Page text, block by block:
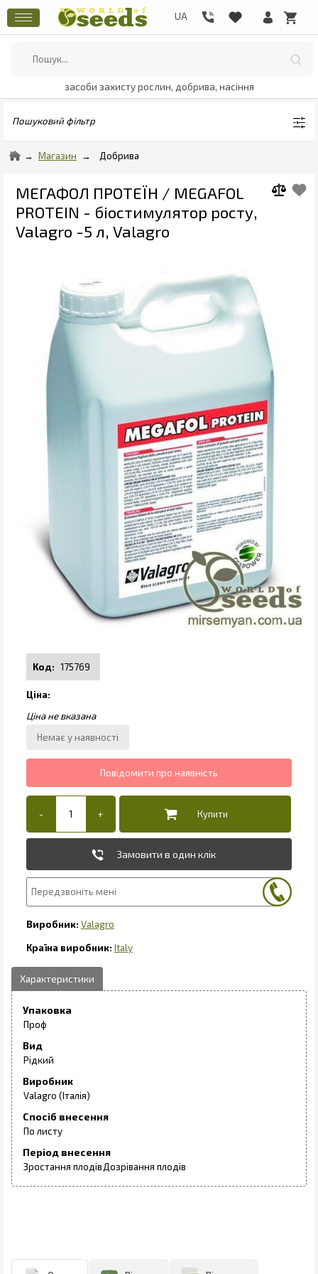
засоби захисту рослин, добрива, насіння
Пошуковий фільтр
Магазин Добрива
МЕГАФОЛ ПРОТЕЇН / MEGAFOL
PROTEIN - біостимулятор росту,
Valagro -5 л, Valagro
175769
Замовити в один клік
Valagro
Italy
Упаковка
Проф
Вид
Рідкий
Виробник
Valagro (Італія)
Спосіб внесення
По листу
Період внесення
Зростання плодівДозрівання плодів